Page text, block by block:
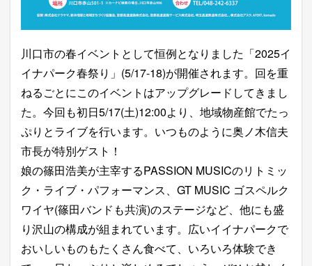
川口市の春イベントとして恒例となりました「2025イ
イナパーク春祭り」(5/17-18)が開催されます。回を重
ねるごとにこのイベントはアップグレードしてきまし
た。今回も初日5/17(土)12:00より、地域物産館でたっ
ぷりとライブを行います。いつものように奥ノ木信夫
市長が特別ゲスト！
娘の篠田浩美が主宰するPASSION MUSICのリトミッ
ク・ライブ・パフォーマンス、GT MUSIC ゴスペルク
ワイヤ(篠田バンドも共演)のステージなど、他にも盛
り沢山の構成が組まれています。広いイイナパークで
おいしいものもたくさん食べて、いろいろ体験でき